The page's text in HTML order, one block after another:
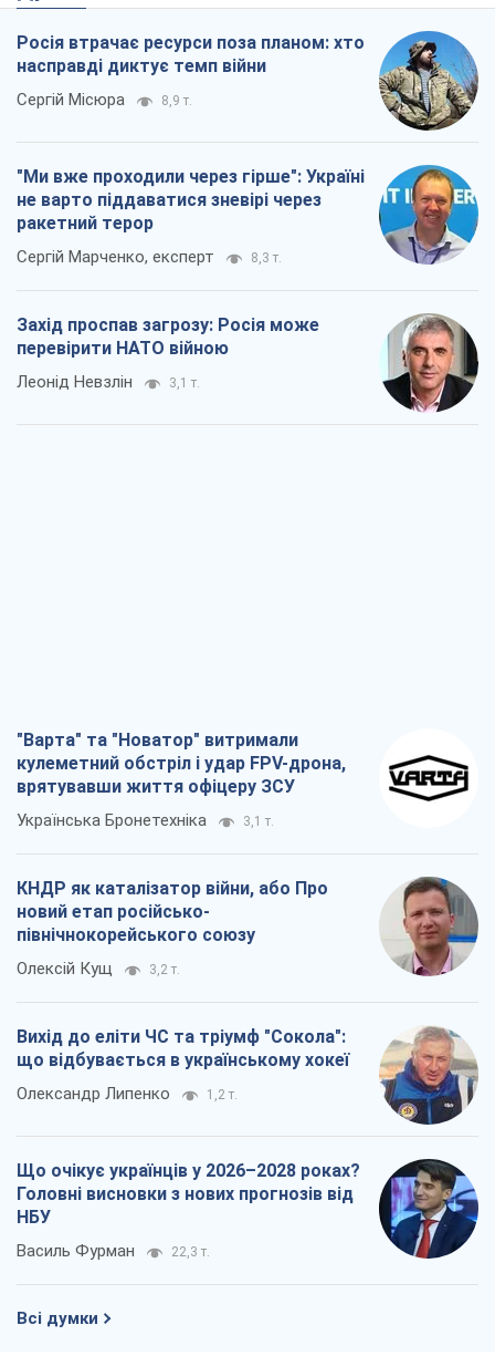
Росія втрачає ресурси поза планом: хто
насправді диктує темп війни
Сергій Місюра 8,9 т.
"Ми вже проходили через гірше": Україні
не варто піддаватися зневірі через
ракетний терор
Сергій Марченко, експерт 8,3 т.
Захід проспав загрозу: Росія може
перевірити НАТО війною
Леонід Невзлін 3,1 т.
"Варта" та "Новатор" витримали
кулеметний обстріл і удар FPV-дрона,
врятувавши життя офіцеру ЗСУ
Українська Бронетехніка 3,1 т.
КНДР як каталізатор війни, або Про
новий етап російсько-
північнокорейського союзу
Олексій Кущ 3,2 т.
Вихід до еліти ЧС та тріумф "Сокола":
що відбувається в українському хокеї
Олександр Липенко 1,2 т.
Що очікує українців у 2026–2028 роках?
Головні висновки з нових прогнозів від
НБУ
Василь Фурман 22,3 т.
Всі думки